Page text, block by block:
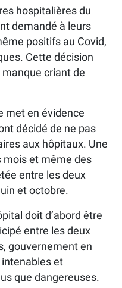
hospitalières du
demandé à leurs
positifs au Covid,
Cette décision
criant de
met en évidence
décidé de ne pas
aux hôpitaux. Une
et même des
entre les deux
et octobre.
doit d’abord être
entre les deux
gouvernement en
et
que dangereuses.